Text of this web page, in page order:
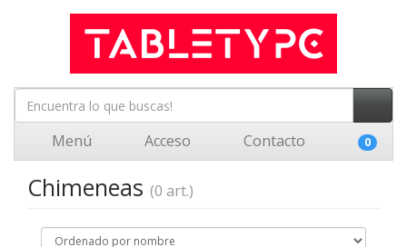
Menú Acceso Contacto 0
Chimeneas (0 art.)